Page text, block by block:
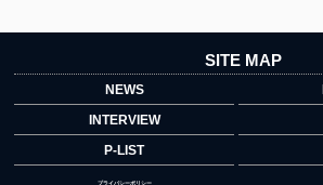
SITE MAP
NEWS
INTERVIEW
P-LIST
プライバシーポリシー